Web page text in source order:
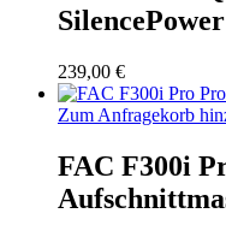
SilencePower
239,00 €
Zum Anfragekorb
FAC F300i